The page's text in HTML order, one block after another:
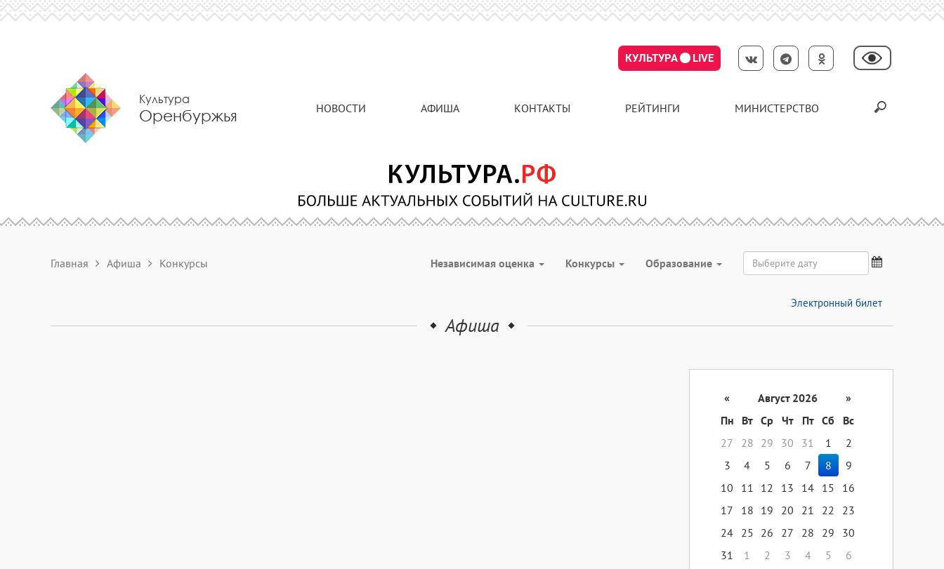
КУЛЬТУРА LIVE
Культура
Оренбуржья НОВОСТИ АФИША КОНТАКТЫ РЕЙТИНГИ МИНИСТЕРСТВО
Главная Афиша Конкурсы Независимая оценка Конкурсы Образование
Электронный билет
Афиша
« Август 2026
»
Пн
Вт Ср Чт Пт Сб
Вс
27
28 29 30 31 1
2
3
4 5 6 7 8
9
10
11 12 13 14 15
16
17
18 19 20 21 22
23
24 25 26 27 28 29
30
31
1 2 3 4 5 6